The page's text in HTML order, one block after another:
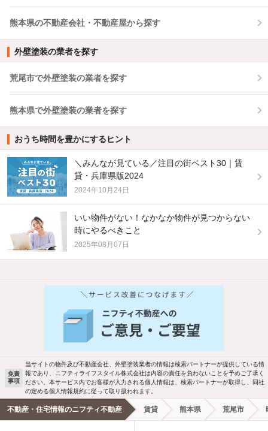
熊本県の不動産会社・不動産屋から探す
外壁塗装の業者を探す
荒尾市で外壁塗装の業者を探す
熊本県で外壁塗装の業者を探す
おうち時間を豊かにするヒント
＼みんなが見ている／注目の街ベスト30｜賃
貸・兵庫県版2024
2024年10月24日
いい物件がない！なかなか物件が見つからない
時にやるべきこと
2025年08月07日
バス・トイレ別 2階以上
洗濯機置場あり 独立洗面台
エアコンあり 都市ガス
免責
事項
当サイトの物件及び不動産会社、外壁塗装業者の情報は検索パートナーが提供している情
報であり、ニフティライフスタイル株式会社は内容の責任を負わないことを予めご了承く
ださい。本サービス内でお客様が入力される個人情報は、検索パートナーが取得し、同社
の定める個人情報規約に従って取り扱われます。
不動産・住宅情報のニフティ不動産 賃貸 熊本県 荒尾市